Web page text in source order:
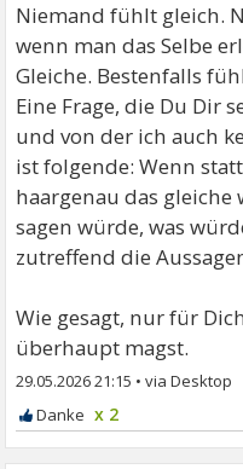
Niemand fühlt gleich.
wenn man das Selbe
Gleiche. Bestenfalls
Eine Frage, die Du Dir
und von der ich auch
ist folgende: Wenn
haargenau das
sagen würde, was
zutreffend die
Wie gesagt, nur für
überhaupt magst.
29.05.2026 21:15 •
x 2